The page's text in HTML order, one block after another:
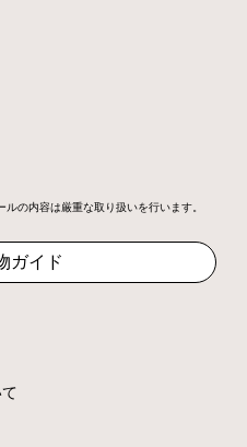
の内容は厳重な取り扱いを行います。
ガイド